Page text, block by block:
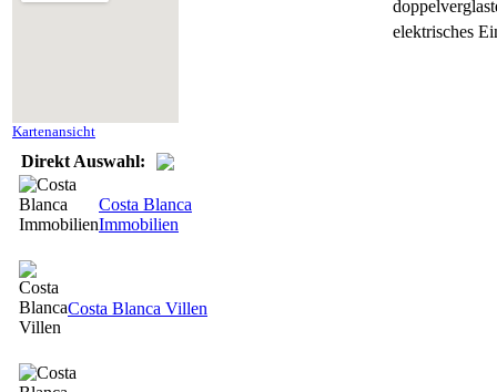
Kartenansicht
Direkt Auswahl:
Costa Blanca
Immobilien
Costa Blanca Villen
elektrisches